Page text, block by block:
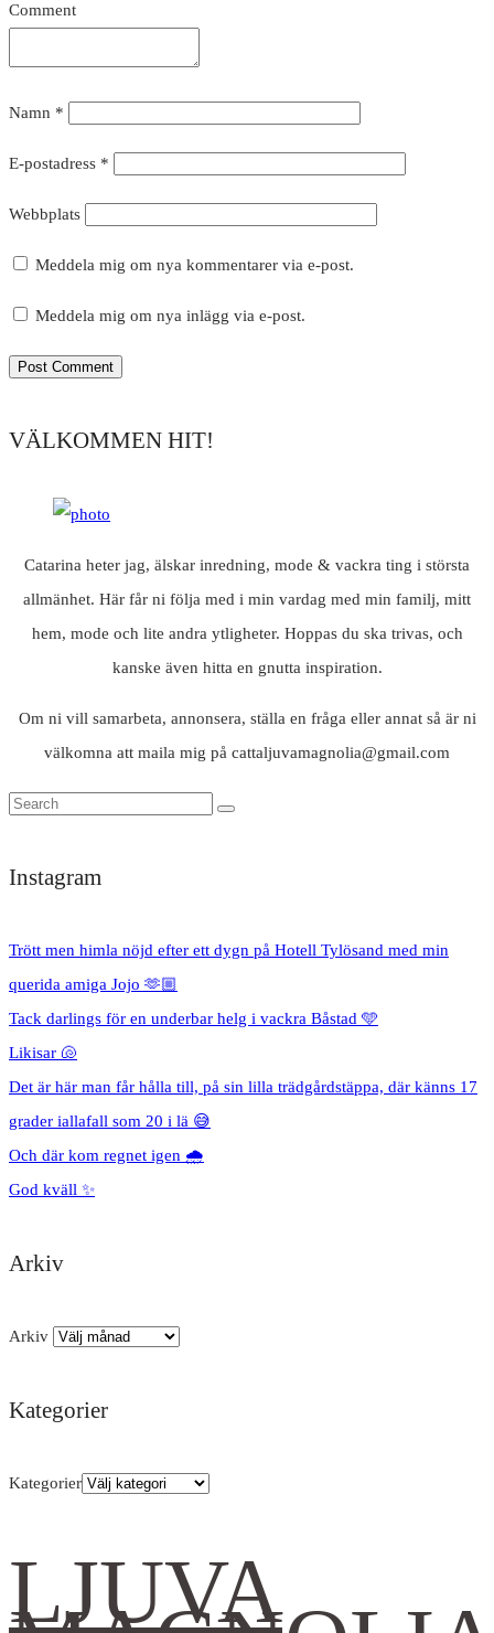
Comment
Namn *
E-postadress *
Webbplats
Meddela mig om nya kommentarer via e-post.
Meddela mig om nya inlägg via e-post.
VÄLKOMMEN HIT!
Catarina heter jag, älskar inredning, mode & vackra ting i största
allmänhet. Här får ni följa med i min vardag med min familj, mitt
hem, mode och lite andra ytligheter. Hoppas du ska trivas, och
kanske även hitta en gnutta inspiration.
Om ni vill samarbeta, annonsera, ställa en fråga eller annat så är ni
välkomna att maila mig på cattaljuvamagnolia@gmail.com
Instagram
Trött men himla nöjd efter ett dygn på Hotell Tylösand med min
querida amiga Jojo 🫶🏼
Tack darlings för en underbar helg i vackra Båstad 🩵
Likisar 🐚
Det är här man får hålla till, på sin lilla trädgårdstäppa, där känns 17
grader iallafall som 20 i lä 😅
Och där kom regnet igen 🌧️
God kväll ✨
Arkiv
Arkiv
Kategorier
Kategorier
LJUVA